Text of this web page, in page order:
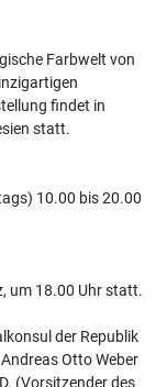
Farbwelt von
findet in
statt.
10.00 bis 20.00
um 18.00 Uhr statt.
der Republik
Otto Weber
(Vorsitzender des